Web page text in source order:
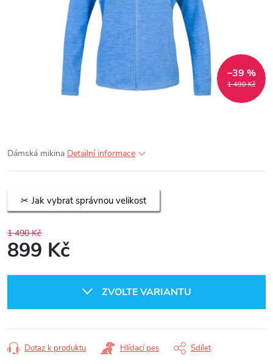
1 490 Kč
–39 %
Dámská mikina Detailní informace
Jak vybrat správnou velikost
1 490 Kč
899 Kč
ZVOLTE VARIANTU
Dotaz k produktu Hlídací pes Sdílet